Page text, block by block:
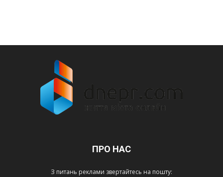
ПРО НАС
З питань реклами звертайтесь на пошту: